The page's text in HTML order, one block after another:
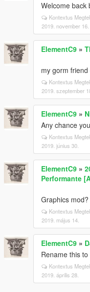
Welcome back
Kontextus
2019. november 16.
ElementC9 »
my gorm
Kontextus
2019. szeptember
ElementC9 »
Any chance
Kontextus
2019. június 30.
ElementC9 »
Performante
Graphics mod?
Kontextus
2019. május 14.
ElementC9 »
Rename this
Kontextus
2019. április 28.